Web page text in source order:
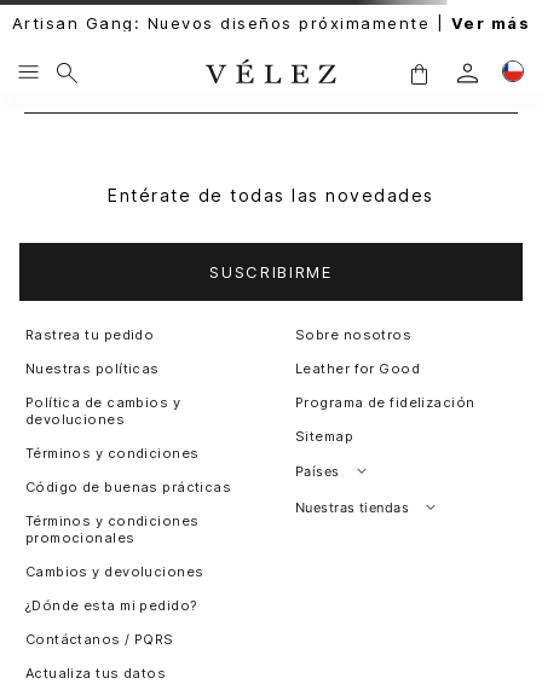
Artisan Gang: Nuevos diseños próximamente | Ver más
Entérate de todas las novedades
SUSCRIBIRME
Rastrea tu pedido
Nuestras políticas
Política de cambios y
devoluciones
Términos y condiciones
Código de buenas prácticas
Términos y condiciones
promocionales
Cambios y devoluciones
¿Dónde esta mi pedido?
Contáctanos / PQRS
Actualiza tus datos
Sobre nosotros
Leather for Good
Programa de fidelización
Sitemap
Países
Perú
Nuestras tiendas